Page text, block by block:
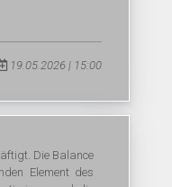
19.05.2026 | 15:00
Die Balance
Element des